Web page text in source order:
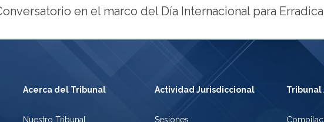
en el marco del Día Internacional para
Acerca del Tribunal
Nuestro Tribunal
Actividad Jurisdiccional
Sesiones
Tribunal